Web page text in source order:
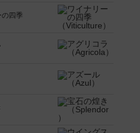
の四季